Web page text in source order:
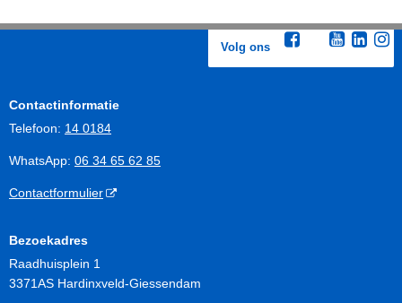
Volg ons
Contactinformatie
Telefoon: 14 0184
WhatsApp: 06 34 65 62 85
Contactformulier
Bezoekadres
Raadhuisplein 1
3371AS Hardinxveld-Giessendam